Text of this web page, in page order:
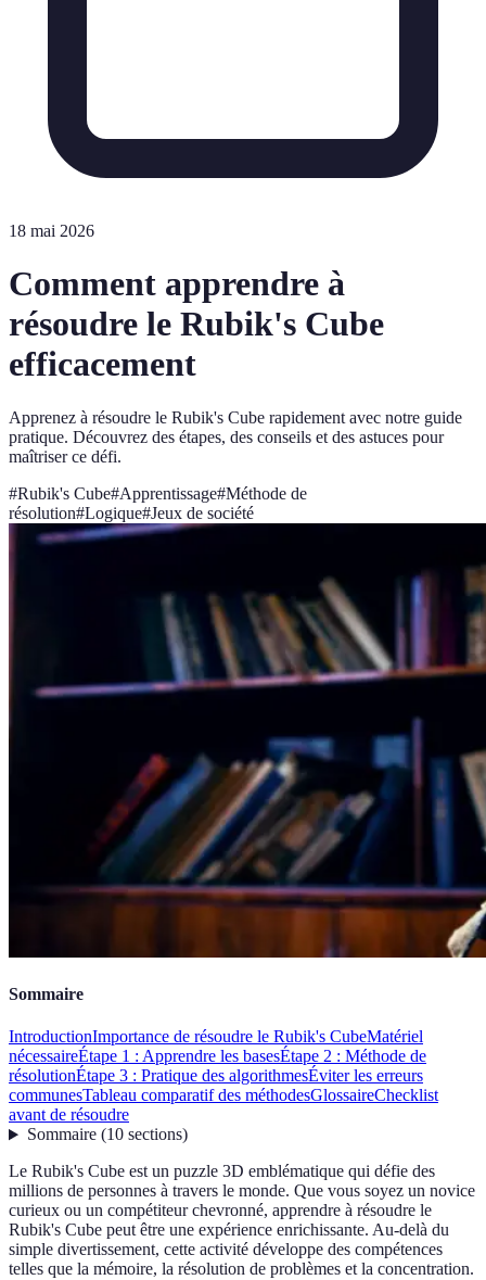
18 mai 2026
Comment apprendre à
résoudre le Rubik's Cube
efficacement
Apprenez à résoudre le Rubik's Cube rapidement avec notre guide
pratique. Découvrez des étapes, des conseils et des astuces pour
maîtriser ce défi.
#Rubik's Cube#Apprentissage#Méthode de
résolution#Logique#Jeux de société
Sommaire
IntroductionImportance de résoudre le Rubik's CubeMatériel
nécessaireÉtape 1 : Apprendre les basesÉtape 2 : Méthode de
résolutionÉtape 3 : Pratique des algorithmesÉviter les erreurs
communesTableau comparatif des méthodesGlossaireChecklist
avant de résoudre
Sommaire(10 sections)
Le Rubik's Cube est un puzzle 3D emblématique qui défie des
millions de personnes à travers le monde. Que vous soyez un novice
curieux ou un compétiteur chevronné, apprendre à résoudre le
Rubik's Cube peut être une expérience enrichissante. Au-delà du
simple divertissement, cette activité développe des compétences
telles que la mémoire, la résolution de problèmes et la concentration.